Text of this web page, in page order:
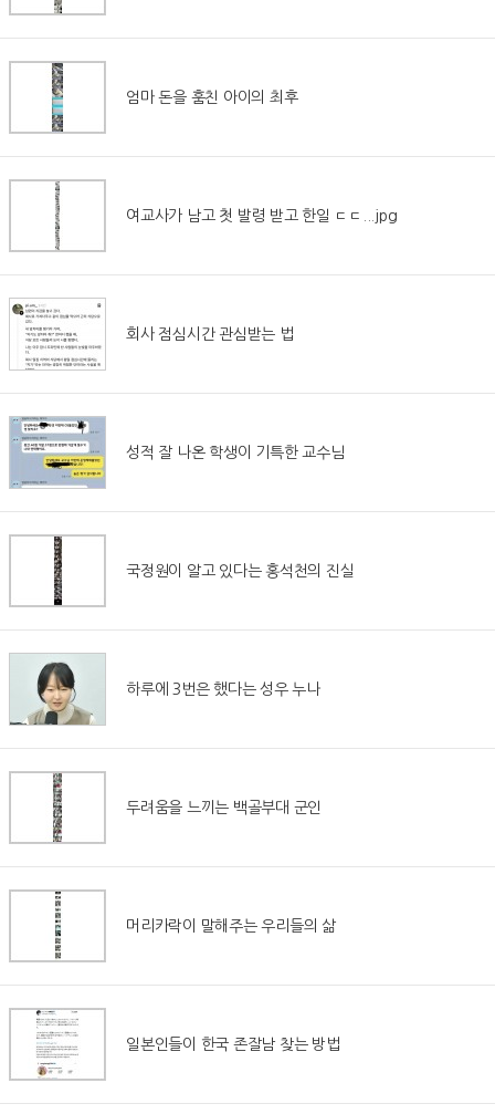
엄마 돈을 훔친 아이의 최후
여교사가 남고 첫 발령 받고 한일 ㄷㄷ...jpg
회사 점심시간 관심받는 법
성적 잘 나온 학생이 기특한 교수님
국정원이 알고 있다는 홍석천의 진실
하루에 3번은 했다는 성우 누나
두려움을 느끼는 백골부대 군인
머리카락이 말해주는 우리들의 삶
일본인들이 한국 존잘남 찾는 방법